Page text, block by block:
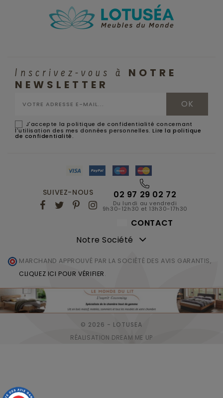
Inscrivez-vous à
NOTRE
NEWSLETTER
J'accepte la politique de confidentialité concernant
l'utilisation des mes données personnelles.Lire la politique
de confidentialité.
SUIVEZ-NOUS 02 97 29 02 72
Du lundi au vendredi
9h30-12h30 et 13h30-17h30
CONTACT
Notre Société
MARCHAND APPROUVÉ PAR LA SOCIÉTÉ DES AVIS GARANTIS,
CLIQUEZ ICI POUR VÉRIFIER.
© 2026 - LOTUSEA
RÉALISATION DREAM ME UP